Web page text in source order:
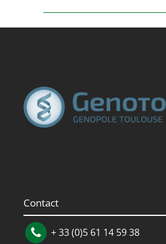
Contact
+ 33 (0)5 61 14 59 38